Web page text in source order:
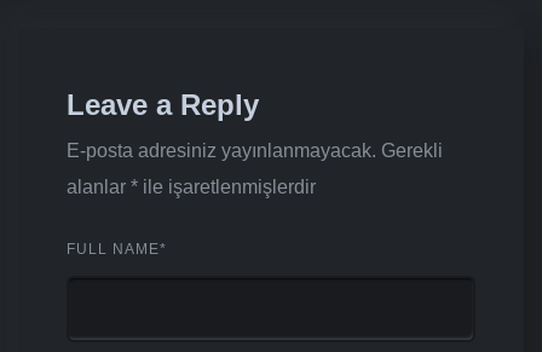
Leave a Reply
E-posta adresiniz yayınlanmayacak. Gerekli
alanlar * ile işaretlenmişlerdir
FULL NAME*